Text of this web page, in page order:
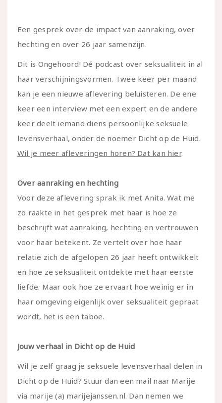
Een gesprek over de impact van aanraking, over
hechting en over 26 jaar samenzijn.
Dit is Ongehoord! Dé podcast over seksualiteit in al
haar verschijningsvormen. Twee keer per maand
kan je een nieuwe aflevering beluisteren. De ene
keer een interview met een expert en de andere
keer deelt iemand diens persoonlijke seksuele
levensverhaal, onder de noemer Dicht op de Huid.
Wil je meer afleveringen horen? Dat kan hier.
Over aanraking en hechting
Voor deze aflevering sprak ik met Anita. Wat me
zo raakte in het gesprek met haar is hoe ze
beschrijft wat aanraking, hechting en vertrouwen
voor haar betekent. Ze vertelt over hoe haar
relatie zich de afgelopen 26 jaar heeft ontwikkelt
en hoe ze seksualiteit ontdekte met haar eerste
liefde. Maar ook hoe ze ervaart hoe weinig er in
haar omgeving eigenlijk over seksualiteit gepraat
wordt, het is een taboe.
Jouw verhaal in Dicht op de Huid
Wil je zelf graag je seksuele levensverhaal delen in
Dicht op de Huid? Stuur dan een mail naar Marije
via marije (a) marijejanssen.nl. Dan nemen we